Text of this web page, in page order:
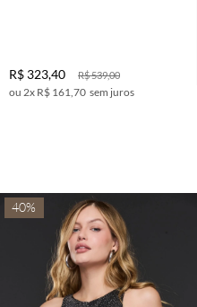
R$539,00
R$ 323,40
2x R$ 161,70 sem juros
40%